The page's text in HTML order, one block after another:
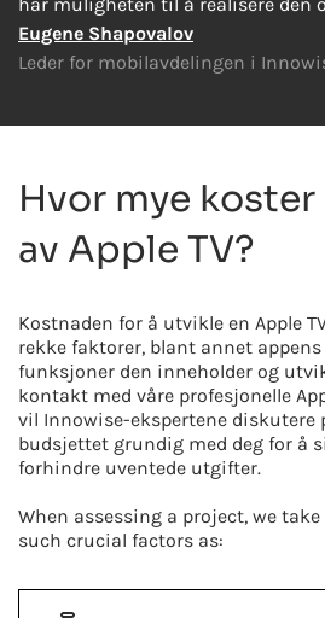
Eugene Shapovalov
Leder for mobilavdelingen i
Hvor mye
av Apple TV?
Kostnaden for å utvikle en Apple
rekke faktorer, blant annet
funksjoner den inneholder og
kontakt med våre profesjonelle
vil Innowise-ekspertene diskutere
budsjettet grundig med deg for å
forhindre uventede utgifter.
When assessing a project, we
such crucial factors as: